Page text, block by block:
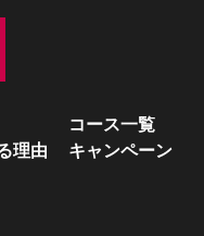
コース一覧
理由
キャンペーン